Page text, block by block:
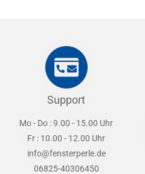
Support
Mo - Do : 9.00 - 15.00 Uhr
Fr : 10.00 - 12.00 Uhr
info@fensterperle.de
06825-40306450